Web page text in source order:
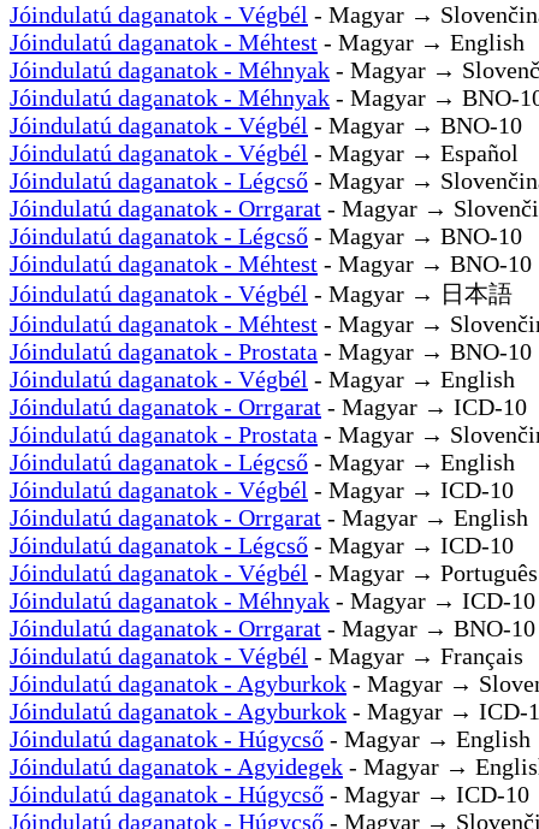
Jóindulatú daganatok - Végbél - Magyar →
Jóindulatú daganatok - Méhtest - Magyar → English
Jóindulatú daganatok - Méhnyak - Magyar →
Jóindulatú daganatok - Méhnyak - Magyar → BNO-
Jóindulatú daganatok - Végbél - Magyar → BNO-10
Jóindulatú daganatok - Végbél - Magyar → Español
Jóindulatú daganatok - Légcső - Magyar →
Jóindulatú daganatok - Orrgarat - Magyar →
Jóindulatú daganatok - Légcső - Magyar → BNO-10
Jóindulatú daganatok - Méhtest - Magyar → BNO-10
Jóindulatú daganatok - Végbél - Magyar → 日本語
Jóindulatú daganatok - Méhtest - Magyar →
Jóindulatú daganatok - Prostata - Magyar → BNO-10
Jóindulatú daganatok - Végbél - Magyar → English
Jóindulatú daganatok - Orrgarat - Magyar → ICD-10
Jóindulatú daganatok - Prostata - Magyar →
Jóindulatú daganatok - Légcső - Magyar → English
Jóindulatú daganatok - Végbél - Magyar → ICD-10
Jóindulatú daganatok - Orrgarat - Magyar → English
Jóindulatú daganatok - Légcső - Magyar → ICD-10
Jóindulatú daganatok - Végbél - Magyar → Português
Jóindulatú daganatok - Méhnyak - Magyar → ICD-10
Jóindulatú daganatok - Orrgarat - Magyar → BNO-10
Jóindulatú daganatok - Végbél - Magyar → Français
Jóindulatú daganatok - Agyburkok - Magyar →
Jóindulatú daganatok - Agyburkok - Magyar → ICD-
Jóindulatú daganatok - Húgycső - Magyar → English
Jóindulatú daganatok - Agyidegek - Magyar →
Jóindulatú daganatok - Húgycső - Magyar → ICD-10
Jóindulatú daganatok - Húgycső - Magyar →